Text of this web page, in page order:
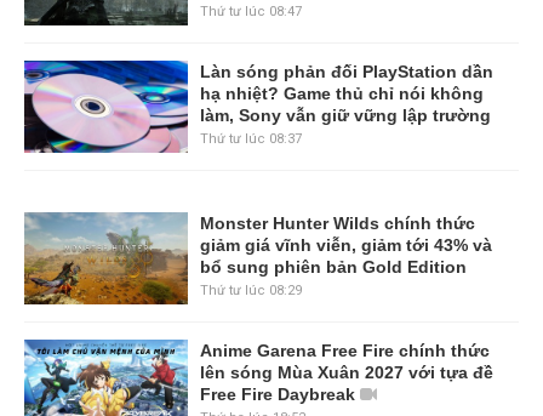
Thứ tư lúc 08:47
Làn sóng phản đối PlayStation dần
hạ nhiệt? Game thủ chỉ nói không
làm, Sony vẫn giữ vững lập trường
Thứ tư lúc 08:37
Monster Hunter Wilds chính thức
giảm giá vĩnh viễn, giảm tới 43% và
bổ sung phiên bản Gold Edition
Thứ tư lúc 08:29
Anime Garena Free Fire chính thức
lên sóng Mùa Xuân 2027 với tựa đề
Free Fire Daybreak